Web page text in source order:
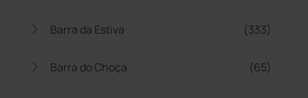
Barra da Estiva (333)
Barra do Choça (65)